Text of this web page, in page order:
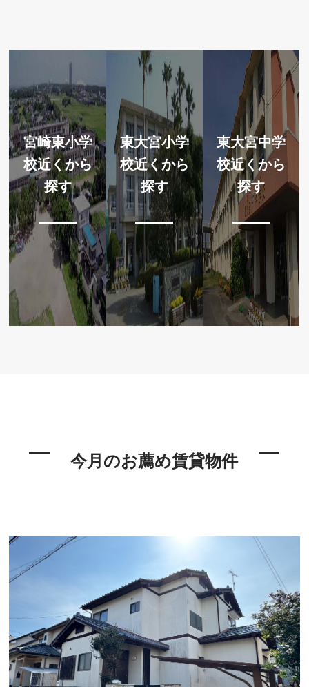
宮崎東小学
校近くから
探す
東大宮小学
校近くから
探す
東大宮中学
校近くから
探す
今月のお薦め賃貸物件